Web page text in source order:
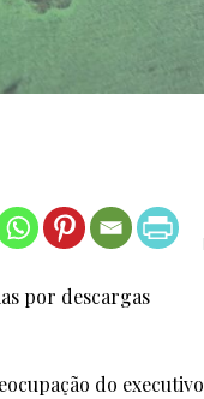
por descargas
do executivo